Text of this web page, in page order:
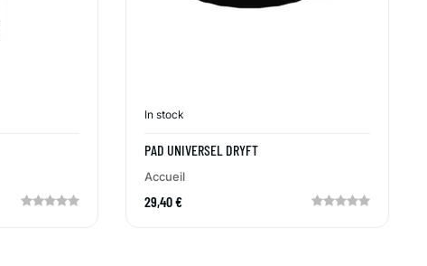
In stock
PAD UNIVERSEL DRYFT
Accueil
29,40 €